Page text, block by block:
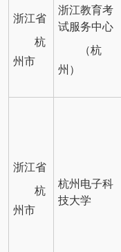
浙江省
杭
州市
浙江教育考
试服务中心
（杭
州）
浙江省
杭
州市
杭州电子科
技大学